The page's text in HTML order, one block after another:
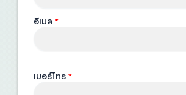
อีเมล *
เบอร์โทร *